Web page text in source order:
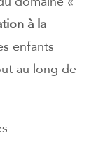
à la
enfants
au long de